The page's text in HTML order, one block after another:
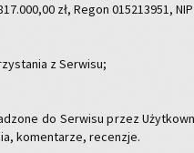
zł, Regon 015213951,
z Ser­wi­su;
do Ser­wi­su przez
ko­men­ta­rze, re­cen­zje.